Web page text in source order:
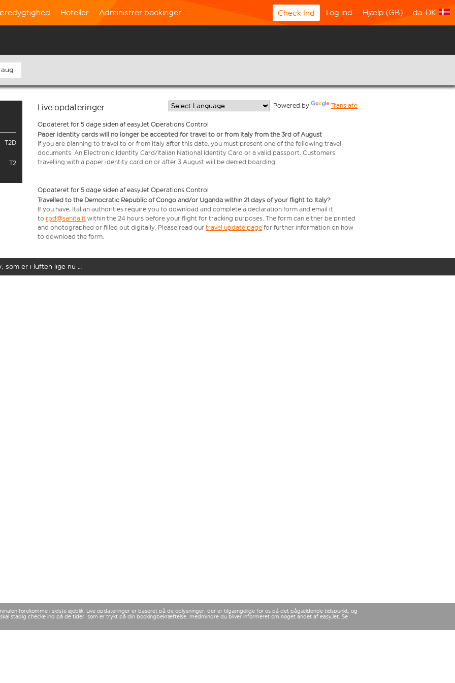
Hoteller Administrer bookinger Check Ind Log ind Hjælp (GB) da-DK
T2D
T2
Live opdateringer Powered by Translate
Opdateret for 5 dage siden af easyJet Operations Control
Paper identity cards will no longer be accepted for travel to or from Italy from the 3rd of August
If you are planning to travel to or from Italy after this date, you must present one of the following travel
documents: An Electronic Identity Card/Italian National Identity Card or a valid passport. Customers
travelling with a paper identity card on or after 3 August will be denied boarding.
Opdateret for 5 dage siden af easyJet Operations Control
Travelled to the Democratic Republic of Congo and/or Uganda within 21 days of your flight to Italy?
If you have, Italian authorities require you to download and complete a declaration form and email it
to rpd@sanita.it within the 24 hours before your flight for tracking purposes. The form can either be printed
and photographed or filled out digitally. Please read our travel update page for further information on how
to download the form.
som er i luften lige nu …
forekomme i sidste øjeblik. Live opdateringer er baseret på de oplysninger, der er tilgængelige for os på det pågældende tidspunkt, og
stadig checke ind på de tider, som er trykt på din bookingbekræftelse, medmindre du bliver informeret om noget andet af easyJet. Se